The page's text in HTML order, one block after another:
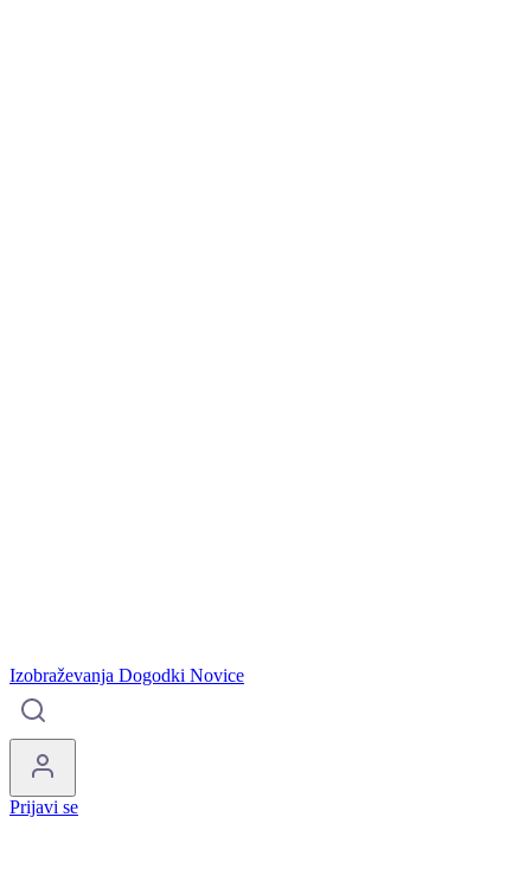
Izobraževanja Dogodki Novice
Prijavi se